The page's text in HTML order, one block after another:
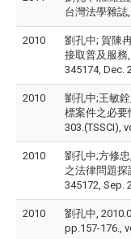
台灣法學雜誌
2010
劉孔中; 賀陳
接取普及服務
345174, Dec.
2010
劉孔中;王敏
標案件之必要
303.(TSSCI),
2010
劉孔中;方修
之法律問題探
345172, Sep.
2010
劉孔中,
pp.157-176.,